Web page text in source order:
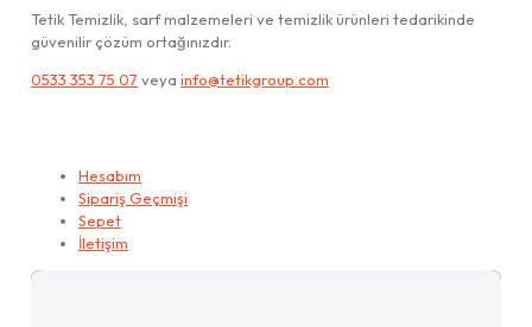
Tetik Temizlik, sarf malzemeleri ve temizlik ürünleri tedarikinde
güvenilir çözüm ortağınızdır.
0533 353 75 07 veya info@tetikgroup.com
Hesabım
Sipariş Geçmişi
Sepet
İletişim